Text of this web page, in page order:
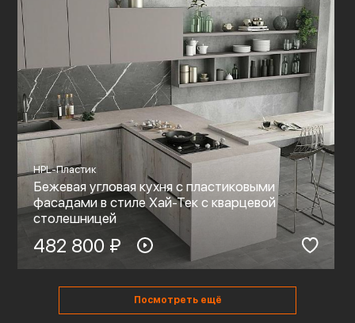
HPL-Пластик
Бежевая угловая кухня с пластиковыми
фасадами в стиле Хай-Тек с кварцевой
столешницей
482 800 ₽
Посмотреть ещё